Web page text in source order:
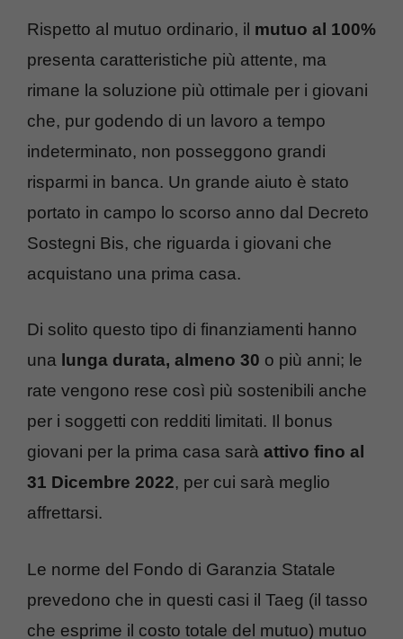
Rispetto al mutuo ordinario, il mutuo al 100%
presenta caratteristiche più attente, ma
rimane la soluzione più ottimale per i giovani
che, pur godendo di un lavoro a tempo
indeterminato, non posseggono grandi
risparmi in banca. Un grande aiuto è stato
portato in campo lo scorso anno dal Decreto
Sostegni Bis, che riguarda i giovani che
acquistano una prima casa.
Di solito questo tipo di finanziamenti hanno
una lunga durata, almeno 30 o più anni; le
rate vengono rese così più sostenibili anche
per i soggetti con redditi limitati. Il bonus
giovani per la prima casa sarà attivo fino al
31 Dicembre 2022, per cui sarà meglio
affrettarsi.
Le norme del Fondo di Garanzia Statale
prevedono che in questi casi il Taeg (il tasso
che esprime il costo totale del mutuo) mutuo